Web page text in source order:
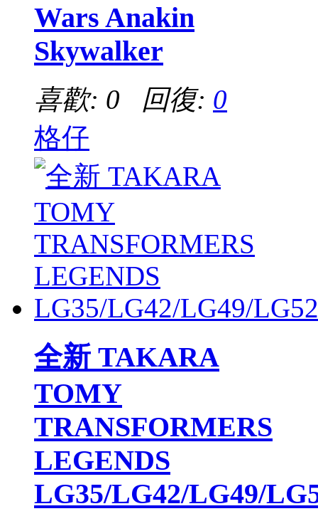
Wars Anakin
Skywalker
喜歡: 0 回復: 0
格仔
全新 TAKARA
TOMY
TRANSFORMERS
LEGENDS
LG35/LG42/LG49/